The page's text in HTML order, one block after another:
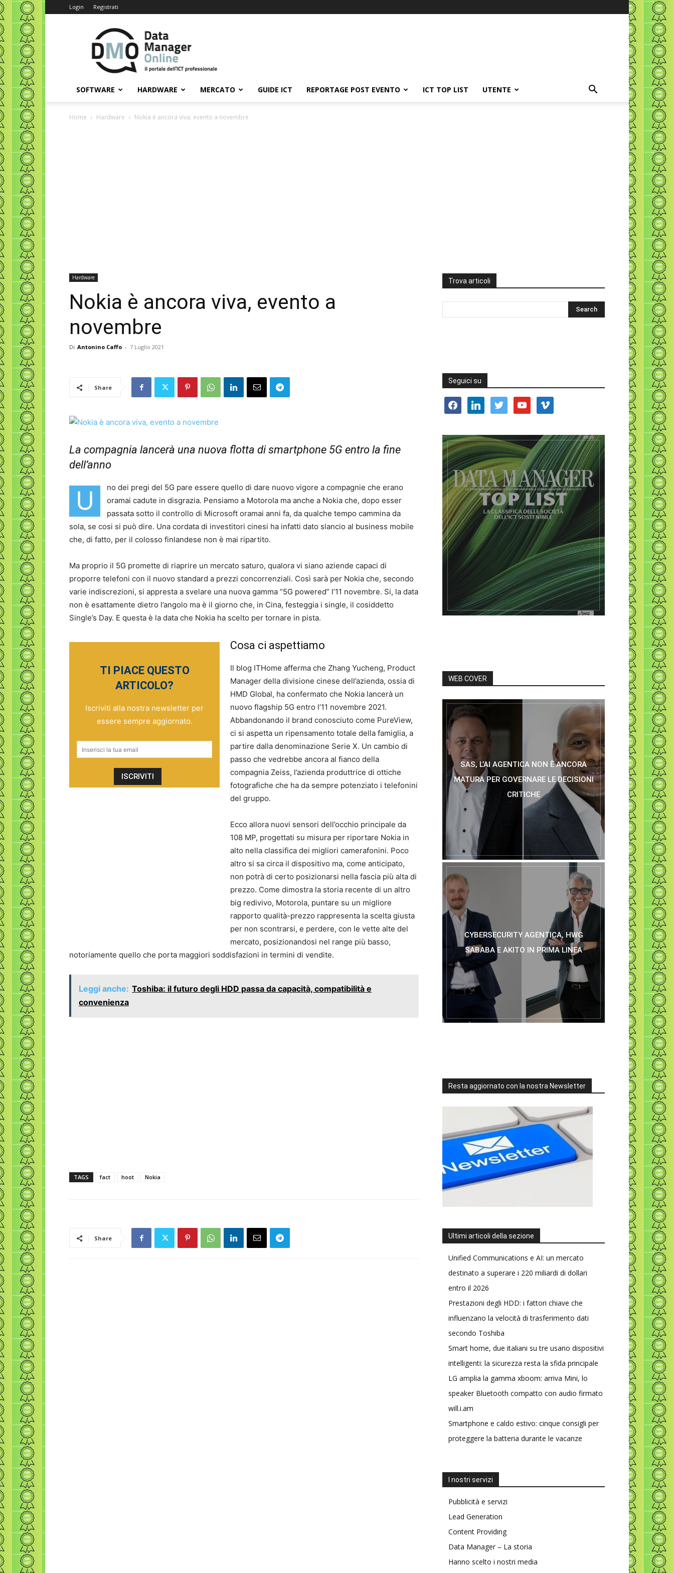
Login Registrati
Data
Manager
Online
SOFTWARE HARDWARE MERCATO GUIDE ICT REPORTAGE POST EVENTO ICT TOP LIST UTENTE
Home Hardware Nokia è ancora viva, evento a novembre
Hardware
Nokia è ancora viva, evento a
novembre
Di Antonino Caffo - 7 Luglio 2021
Share
La compagnia lancerà una nuova flotta di smartphone 5G entro la fine
dell’anno
U
no dei pregi del 5G pare essere quello di dare nuovo vigore a compagnie che erano
oramai cadute in disgrazia. Pensiamo a Motorola ma anche a Nokia che, dopo esser
passata sotto il controllo di Microsoft oramai anni fa, da qualche tempo cammina da
sola, se cosi si può dire. Una cordata di investitori cinesi ha infatti dato slancio al business mobile
che, di fatto, per il colosso finlandese non è mai ripartito.
Ma proprio il 5G promette di riaprire un mercato saturo, qualora vi siano aziende capaci di
proporre telefoni con il nuovo standard a prezzi concorrenziali. Così sarà per Nokia che, secondo
varie indiscrezioni, si appresta a svelare una nuova gamma “5G powered” l’11 novembre. Si, la data
non è esattamente dietro l’angolo ma è il giorno che, in Cina, festeggia i single, il cosiddetto
Single’s Day. E questa è la data che Nokia ha scelto per tornare in pista.
TI PIACE QUESTO
ARTICOLO?
Iscriviti alla nostra newsletter per
essere sempre aggiornato.
Cosa ci aspettiamo
Il blog ITHome afferma che Zhang Yucheng, Product
Manager della divisione cinese dell’azienda, ossia di
HMD Global, ha confermato che Nokia lancerà un
nuovo flagship 5G entro l’11 novembre 2021.
Abbandonando il brand conosciuto come PureView,
ci si aspetta un ripensamento totale della famiglia, a
partire dalla denominazione Serie X. Un cambio di
passo che vedrebbe ancora al fianco della
compagnia Zeiss, l’azienda produttrice di ottiche
fotografiche che ha da sempre potenziato i telefonini
del gruppo.
Ecco allora nuovi sensori dell’occhio principale da
108 MP, progettati su misura per riportare Nokia in
alto nella classifica dei migliori camerafonini. Poco
altro si sa circa il dispositivo ma, come anticipato,
non potrà di certo posizionarsi nella fascia più alta di
prezzo. Come dimostra la storia recente di un altro
big redivivo, Motorola, puntare su un migliore
rapporto qualità-prezzo rappresenta la scelta giusta
per non scontrarsi, e perdere, con le vette alte del
mercato, posizionandosi nel range più basso,
notoriamente quello che porta maggiori soddisfazioni in termini di vendite.
Leggi anche: Toshiba: il futuro degli HDD passa da capacità, compatibilità e
convenienza
TAGS fact hoot Nokia
Share
Trova articoli
Seguici su
facebooklinkedin twitter youtube vimeo
WEB COVER
SAS, L’AI AGENTICA NON È ANCORA
MATURA PER GOVERNARE LE DECISIONI
CRITICHE
CYBERSECURITY AGENTICA, HWG
SABABA E AKITO IN PRIMA LINEA
Resta aggiornato con la nostra Newsletter
Ultimi articoli della sezione
Unified Communications e AI: un mercato
destinato a superare i 220 miliardi di dollari
entro il 2026
Prestazioni degli HDD: i fattori chiave che
influenzano la velocità di trasferimento dati
secondo Toshiba
Smart home, due italiani su tre usano dispositivi
intelligenti: la sicurezza resta la sfida principale
LG amplia la gamma xboom: arriva Mini, lo
speaker Bluetooth compatto con audio firmato
will.i.am
Smartphone e caldo estivo: cinque consigli per
proteggere la batteria durante le vacanze
I nostri servizi
Pubblicità e servizi
Lead Generation
Content Providing
Data Manager – La storia
Hanno scelto i nostri media